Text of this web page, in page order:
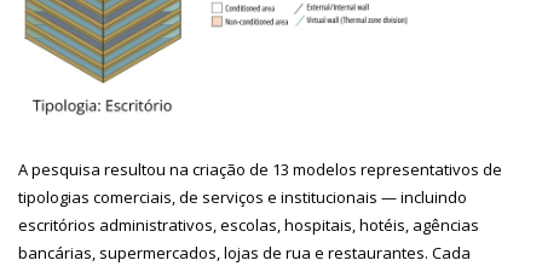
A pesquisa resultou na criação de 13 modelos representativos de
tipologias comerciais, de serviços e institucionais — incluindo
escritórios administrativos, escolas, hospitais, hotéis, agências
bancárias, supermercados, lojas de rua e restaurantes. Cada